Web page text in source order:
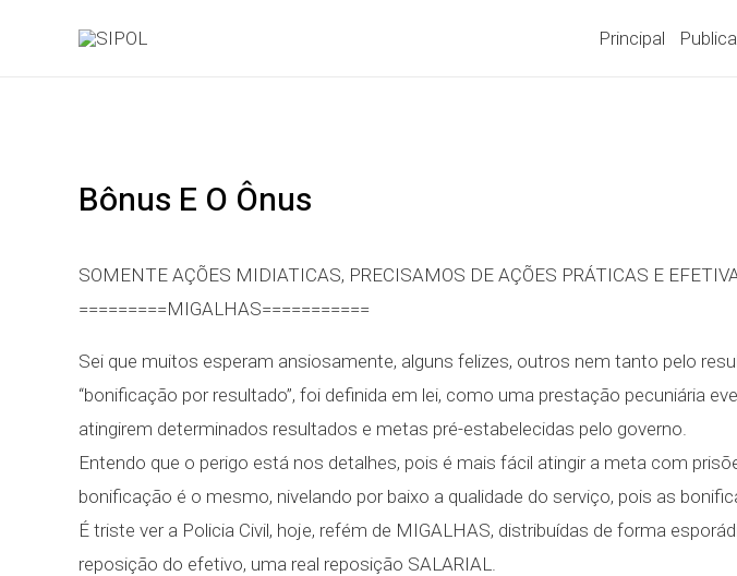
Principal
Bônus E O Ônus
SOMENTE AÇÕES MIDIATICAS, PRECISAMOS DE AÇÕES PRÁTICAS E
=========MIGALHAS===========
Sei que muitos esperam ansiosamente, alguns felizes, outros nem tanto pelo
“bonificação por resultado”, foi definida em lei, como uma prestação pecuniária
atingirem determinados resultados e metas pré-estabelecidas pelo governo.
Entendo que o perigo está nos detalhes, pois é mais fácil atingir a meta com
bonificação é o mesmo, nivelando por baixo a qualidade do serviço, pois as
É triste ver a Policia Civil, hoje, refém de MIGALHAS, distribuídas de forma
reposição do efetivo, uma real reposição SALARIAL.